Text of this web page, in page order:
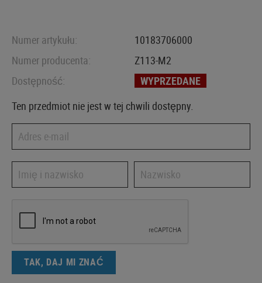
Numer artykułu:
10183706000
Numer producenta:
Z113-M2
Dostępność:
WYPRZEDANE
Ten przedmiot nie jest w tej chwili dostępny.
TAK, DAJ MI ZNAĆ